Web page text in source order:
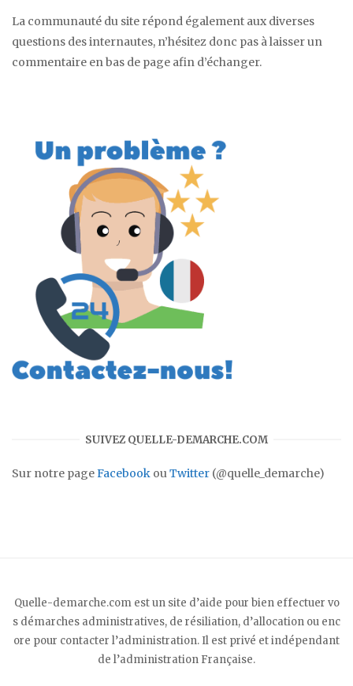
La communauté du site répond également aux diverses
questions des internautes, n’hésitez donc pas à laisser un
commentaire en bas de page afin d’échanger.
SUIVEZ QUELLE-DEMARCHE.COM
Sur notre pageFacebook ouTwitter (@quelle_demarche)
Quelle-demarche.com est un site d’aide pour bien effectuer vo
s démarches administratives, de résiliation, d’allocation ou enc
ore pour contacter l’administration. Il est privé et indépendant
de l’administration Française.